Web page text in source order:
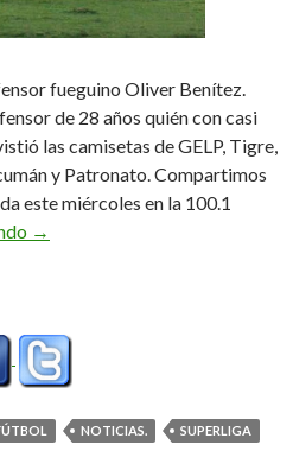
fueguino Oliver Benítez.
de 28 años quién con casi
las camisetas de GELP, Tigre,
y Patronato. Compartimos
este miércoles en la 100.1
«Llegue a Patronato con la
→
NOTICIAS. SUPERLIGA